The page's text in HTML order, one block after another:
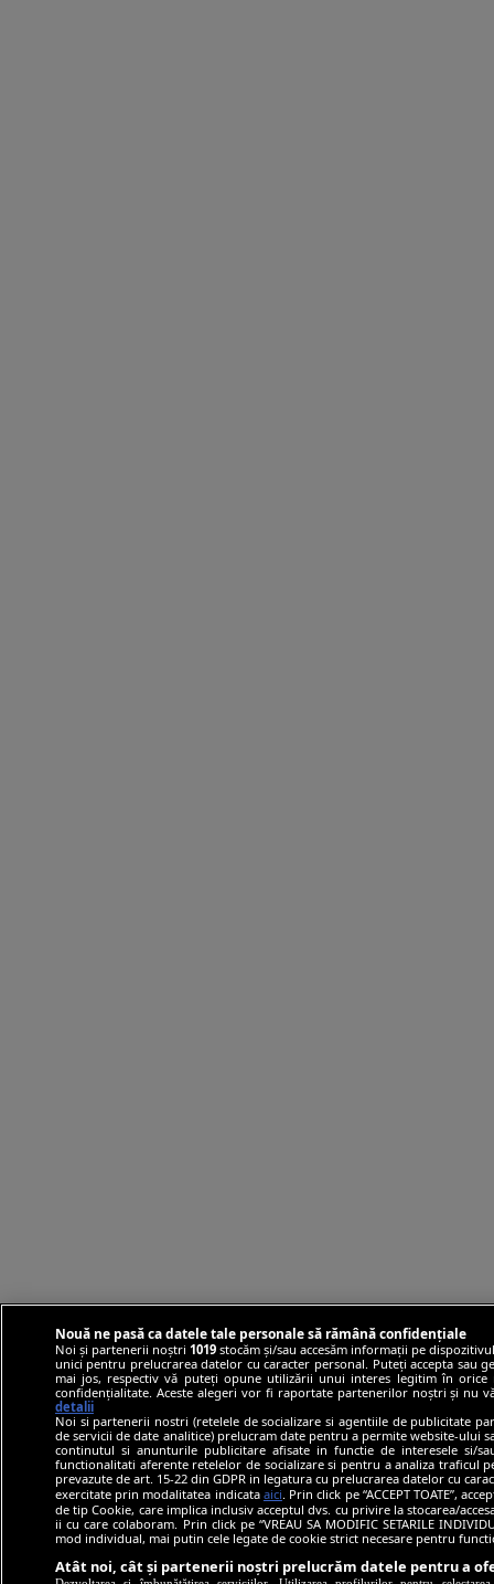
Nouă ne pasă ca datele tale personale să rămână confidențiale
Noi și partenerii noștri 1019stocăm și/sau accesăm informații pe
unici pentru prelucrarea datelor cu caracter personal. Puteți accepta sau
mai jos, respectiv vă puteți opune utilizării unui interes legitim în
confidențialitate. Aceste alegeri vor fi raportate partenerilor noștri și nu
detalii
Noi si partenerii nostri (retelele de socializare si agentiile de publicitate
de servicii de date analitice) prelucram date pentru a permite website-ului
continutul si anunturile publicitare afisate in functie de interesele si/
functionalitati aferente retelelor de socializare si pentru a analiza traficul
prevazute de art. 15-22 din GDPR in legatura cu prelucrarea datelor cu
exercitate prin modalitatea indicata aici . Prin click pe “ACCEPT TOATE”,
de tip Cookie, care implica inclusiv acceptul dvs. cu privire la stocarea/
ii cu care colaboram. Prin click pe “VREAU SA MODIFIC SETARILE
mod individual, mai putin cele legate de cookie strict necesare pentru
Atât noi, cât și partenerii noștri prelucrăm datele pentru a